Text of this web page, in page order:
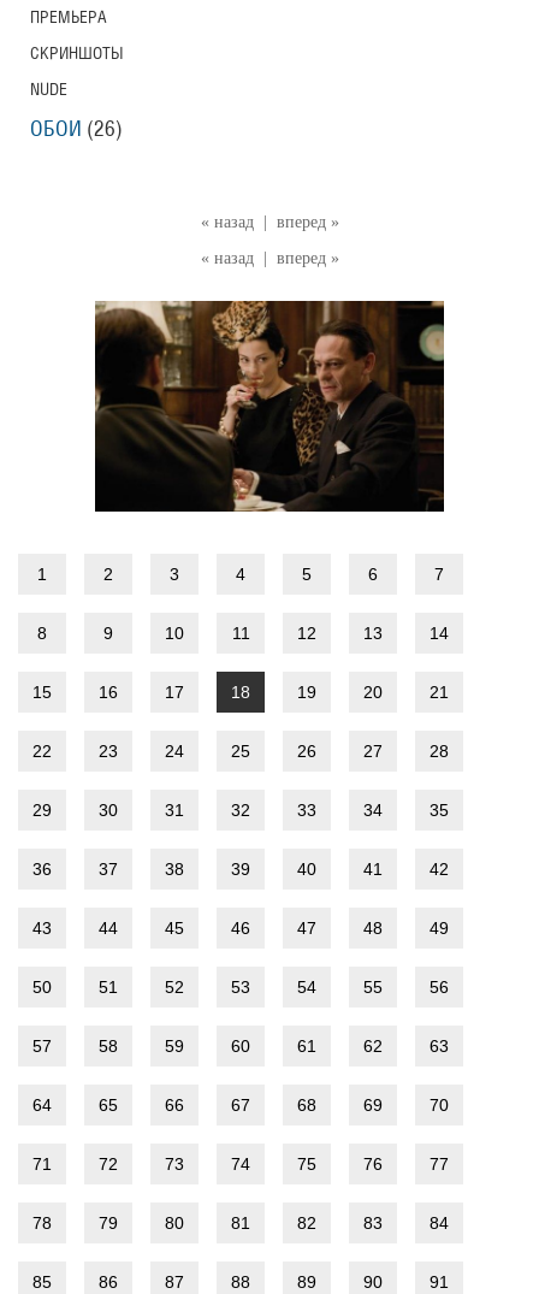
« назад
вперед »
« назад
вперед »
1 2 3 4 5 6 7
8 9 10 11 12 13 14
15 16 17 18 19 20 21
22 23 24 25 26 27 28
29 30 31 32 33 34 35
36 37 38 39 40 41 42
43 44 45 46 47 48 49
50 51 52 53 54 55 56
57 58 59 60 61 62 63
64 65 66 67 68 69 70
71 72 73 74 75 76 77
78 79 80 81 82 83 84
85 86 87 88 89 90 91
ПРЕМЬЕРА
СКРИНШОТЫ
NUDE
ОБОИ (26)